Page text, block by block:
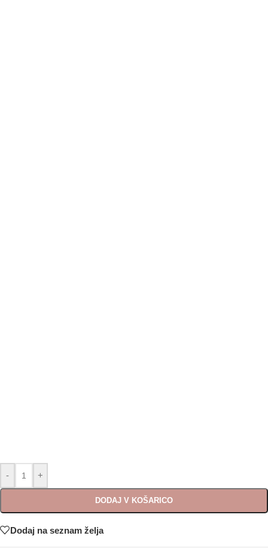
- +
DODAJ V KOŠARICO
Dodaj na seznam želja